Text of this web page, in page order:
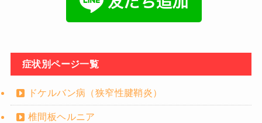
症状別ページ一覧
ドケルバン病（狭窄性腱鞘炎）
椎間板ヘルニア